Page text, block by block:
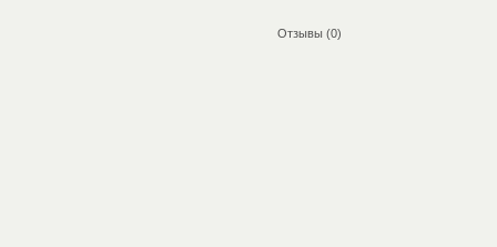
Отзывы (0)